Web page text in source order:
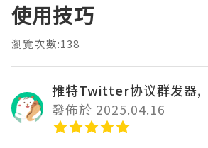
使用技巧
瀏覽次數:138
推特Twitter协议群发器,
發佈於 2025.04.16